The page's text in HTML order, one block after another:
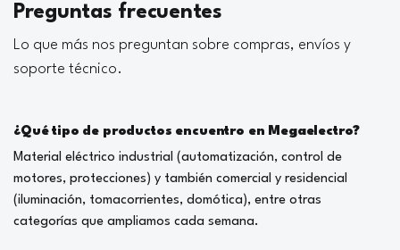
Preguntas frecuentes
Lo que más nos preguntan sobre compras, envíos y
soporte técnico.
¿Qué tipo de productos encuentro en Megaelectro?
Material eléctrico industrial (automatización, control de
motores, protecciones) y también comercial y residencial
(iluminación, tomacorrientes, domótica), entre otras
categorías que ampliamos cada semana.